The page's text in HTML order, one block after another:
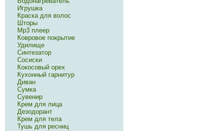
Игрушка
Краска для волос
Шторы
Mp3 плеер
Ковровое покрытие
Удилище
Синтезатор
Сосиски
Кокосовый орех
Кухонный гарнитур
Диван
Сумка
Сувенир
Крем для лица
Дезодорант
Крем для тела
Тушь для ресниц